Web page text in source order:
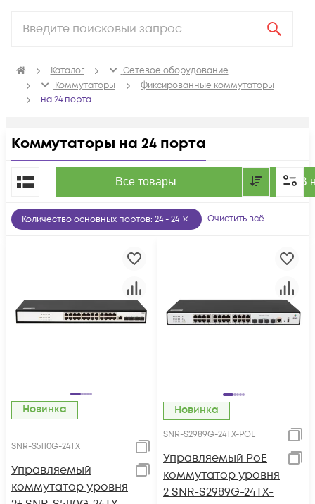
Каталог
Сетевое оборудование
Коммутаторы
Фиксированные коммутаторы
на 24 порта
Коммутаторы на 24 порта
Все товары В
По популярности
Количество основных портов: 24 - 24 Очистить всё
Новинка
SNR-S5110G-24TX
Управляемый
коммутатор уровня
Новинка
SNR-S2989G-24TX-POE
Управляемый PoE
коммутатор уровня
2 SNR-S2989G-24TX-